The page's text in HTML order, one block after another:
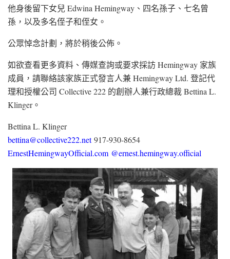
他身後留下女兒 Edwina Hemingway、四名孫子、七名曾
孫，以及多名侄子和侄女。
公眾悼念計劃，將於稍後公佈。
如欲查看更多資料、傳媒查詢或要求採訪 Hemingway 家族
成員，請聯絡該家族正式發言人兼 Hemingway Ltd. 登記代
理和授權公司 Collective 222 的創辦人兼行政總裁 Bettina L.
Klinger。
Bettina L. Klinger
bettina@collective222.net917-930-8654
ErnestHemingwayOfficial.com @ernest.hemingway.official